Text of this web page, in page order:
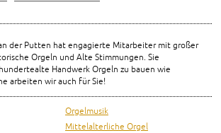
der Putten hat engagierte Mitarbeiter mit großer
Orgeln und Alte Stimmungen. Sie
Handwerk Orgeln zu bauen wie
arbeiten wir auch für Sie!
Orgelmusik
Mittelalterliche Orgel